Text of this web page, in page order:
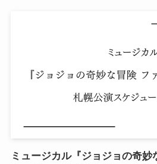
ミュージカル『ジョジョの奇